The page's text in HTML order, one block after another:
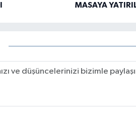
MASAYA